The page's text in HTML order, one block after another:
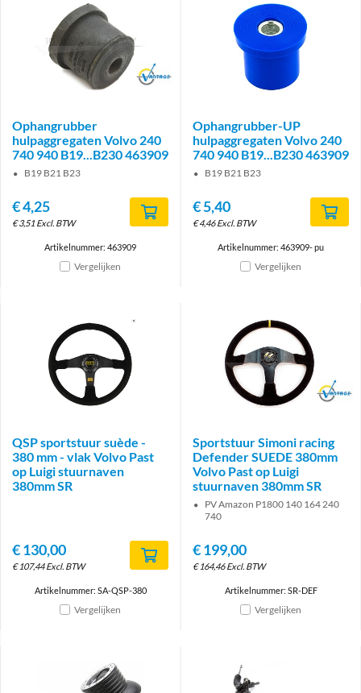
Brand
Ophangrubber
hulpaggregaten Volvo 240
740 940 B19...B230 463909
B19 B21 B23
€4,25
€3,51 Excl. BTW
Artikelnummer: 463909
Vergelijken
Ophangrubber-UP
hulpaggregaten Volvo 240
740 940 B19...B230 463909
B19 B21 B23
€5,40
€4,46 Excl. BTW
Artikelnummer: 463909- pu
Vergelijken
QSP sportstuur suède -
380 mm - vlak Volvo Past
op Luigi stuurnaven
380mm SR
€130,00
€107,44 Excl. BTW
Artikelnummer: SA-QSP-380
Vergelijken
Brand
Sportstuur Simoni racing
Defender SUEDE 380mm
Volvo Past op Luigi
stuurnaven 380mm SR
PV Amazon P1800 140 164 240
740
€199,00
€164,46 Excl. BTW
Artikelnummer: SR-DEF
Vergelijken